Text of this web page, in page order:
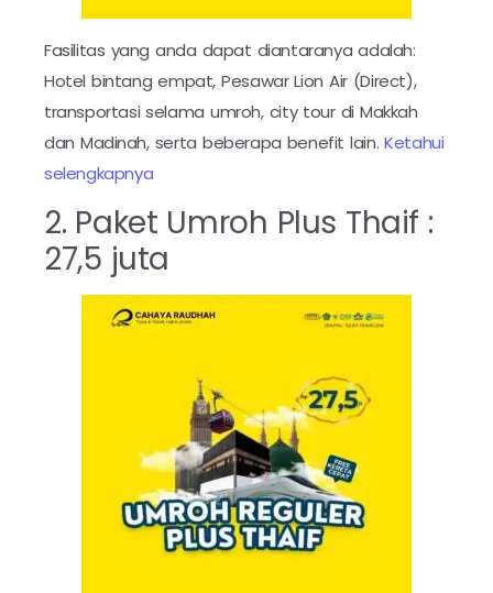
Fasilitas yang anda dapat diantaranya adalah:
Hotel bintang empat, Pesawar Lion Air (Direct),
transportasi selama umroh, city tour di Makkah
dan Madinah, serta beberapa benefit lain.Ketahui
selengkapnya
2. Paket Umroh Plus Thaif :
27,5 juta